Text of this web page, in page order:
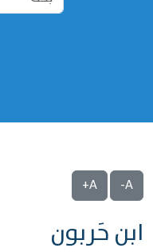
A-
A+
‌‌ابن حَربون